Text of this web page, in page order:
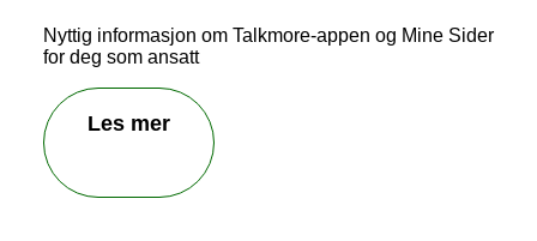
Nyttig informasjon om Talkmore-appen og Mine Sider
for deg som ansatt
Les mer